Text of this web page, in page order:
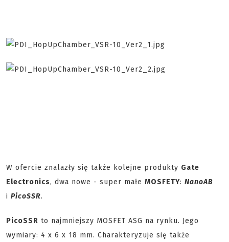
W ofercie znalazły się także kolejne produkty Gate
Electronics, dwa nowe - super małe MOSFETY: NanoAB
i PicoSSR.
PicoSSR to najmniejszy MOSFET ASG na rynku. Jego
wymiary: 4 x 6 x 18 mm. Charakteryzuje się także